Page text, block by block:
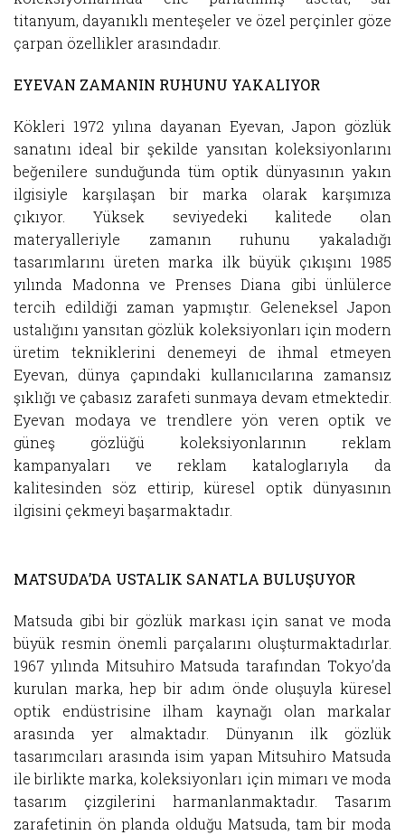
titanyum, dayanıklı menteşeler ve özel perçinler göze
çarpan özellikler arasındadır.
EYEVAN ZAMANIN RUHUNU YAKALIYOR
Kökleri 1972 yılına dayanan Eyevan, Japon gözlük
sanatını ideal bir şekilde yansıtan koleksiyonlarını
beğenilere sunduğunda tüm optik dünyasının yakın
ilgisiyle karşılaşan bir marka olarak karşımıza
çıkıyor. Yüksek seviyedeki kalitede olan
materyalleriyle zamanın ruhunu yakaladığı
tasarımlarını üreten marka ilk büyük çıkışını 1985
yılında Madonna ve Prenses Diana gibi ünlülerce
tercih edildiği zaman yapmıştır. Geleneksel Japon
ustalığını yansıtan gözlük koleksiyonları için modern
üretim tekniklerini denemeyi de ihmal etmeyen
Eyevan, dünya çapındaki kullanıcılarına zamansız
şıklığı ve çabasız zarafeti sunmaya devam etmektedir.
Eyevan modaya ve trendlere yön veren optik ve
güneş gözlüğü koleksiyonlarının reklam
kampanyaları ve reklam kataloglarıyla da
kalitesinden söz ettirip, küresel optik dünyasının
ilgisini çekmeyi başarmaktadır.
MATSUDA’DA USTALIK SANATLA BULUŞUYOR
Matsuda gibi bir gözlük markası için sanat ve moda
büyük resmin önemli parçalarını oluşturmaktadırlar.
1967 yılında Mitsuhiro Matsuda tarafından Tokyo’da
kurulan marka, hep bir adım önde oluşuyla küresel
optik endüstrisine ilham kaynağı olan markalar
arasında yer almaktadır. Dünyanın ilk gözlük
tasarımcıları arasında isim yapan Mitsuhiro Matsuda
ile birlikte marka, koleksiyonları için mimarı ve moda
tasarım çizgilerini harmanlanmaktadır. Tasarım
zarafetinin ön planda olduğu Matsuda, tam bir moda